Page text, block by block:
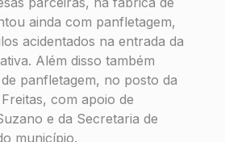
ainda com panfletagem,
acidentados na entrada da
Além disso também
panfletagem, no posto da
com apoio de
e da Secretaria de
município.